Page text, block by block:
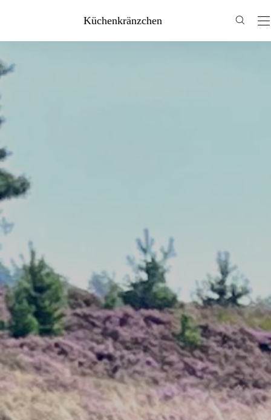
Küchenkränzchen